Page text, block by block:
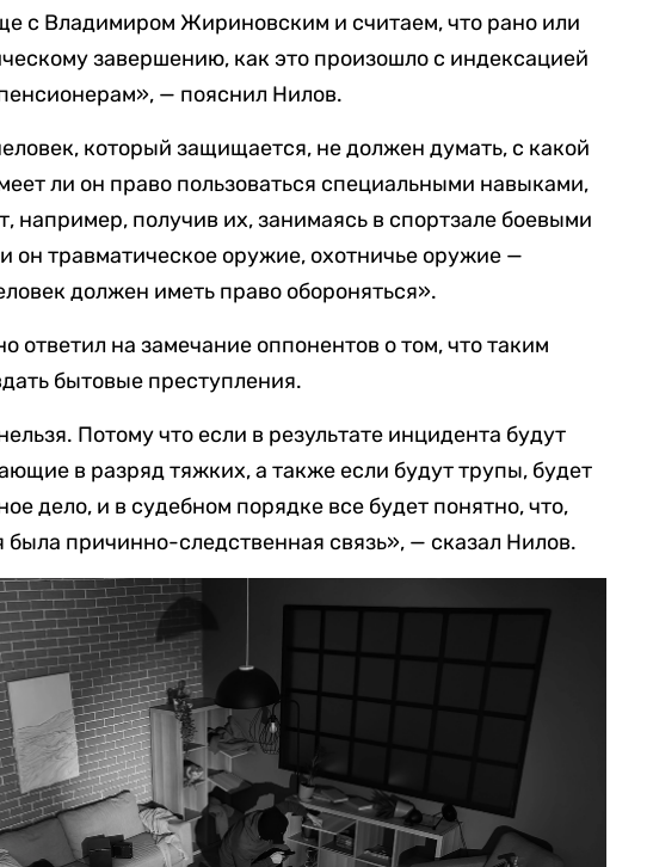
с Владимиром Жириновским и считаем, что рано или
завершению, как это произошло с индексацией
— пояснил Нилов.
который защищается, не должен думать, с какой
ли он право пользоваться специальными навыками,
например, получив их, занимаясь в спортзале боевыми
он травматическое оружие, охотничье оружие —
должен иметь право обороняться».
ответил на замечание оппонентов о том, что таким
бытовые преступления.
Потому что если в результате инцидента будут
в разряд тяжких, а также если будут трупы, будет
дело, и в судебном порядке все будет понятно, что,
была причинно-следственная связь», — сказал Нилов.